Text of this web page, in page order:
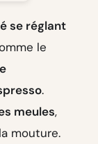
se réglant
le
.
meules,
mouture.